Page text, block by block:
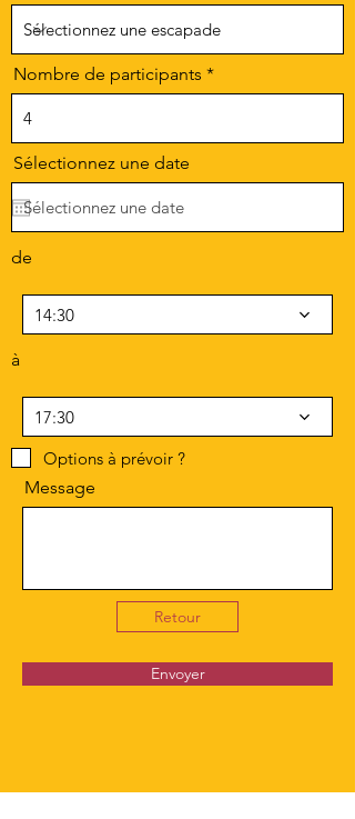
Nombre de participants
Sélectionnez une date
de
14:30
à
17:30
Options à prévoir ?
Message
Retour
Envoyer